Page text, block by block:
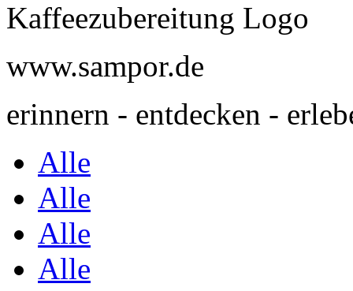
Kaffeezubereitung
www.sampor.de
erinnern - entdecken -
Alle
Alle
Alle
Alle